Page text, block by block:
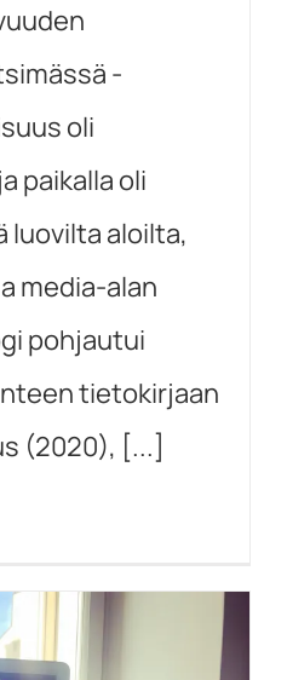
-
oli
paikalla oli
luovilta aloilta,
media-alan
pohjautui
tietokirjaan
(2020), [...]